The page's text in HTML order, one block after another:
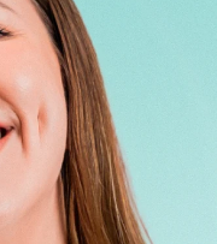
Mis dispositivos
Mis pedidos
Mis direcciones
Mis suscripciones
Español
Português
Русский
繁體中文